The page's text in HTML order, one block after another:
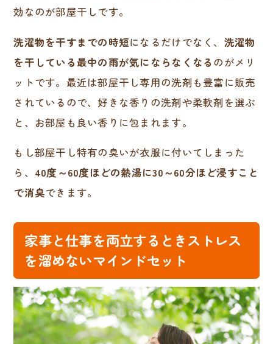
効なのが部屋干しです。
洗濯物を干すまでの時短になるだけでなく、 洗濯物
を干している最中の雨が気にならなくなる のがメリ
ットです。最近は部屋干し専用の洗剤も豊富に販売
されているので、好きな香りの洗剤や柔軟剤を選ぶ
と、お部屋も良い香りに包まれます。
もし部屋干し特有の臭いが衣服に付いてしまった
ら、 40度～60度ほどの熱湯に30～60分ほど浸すこと
で消臭できます。
家事と仕事を両立するときストレス
を溜めないマインドセット